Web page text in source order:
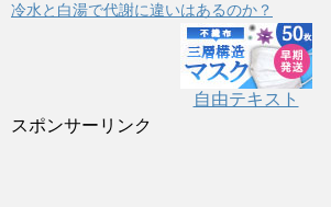
冷水と白湯で代謝に違いはあるのか？
自由テキスト
スポンサーリンク